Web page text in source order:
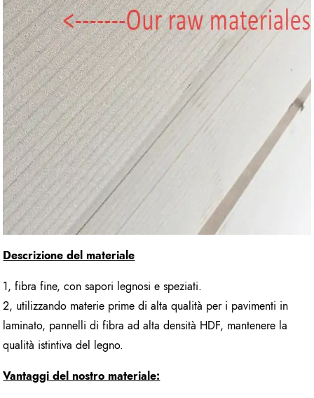
Descrizione del materiale
1, fibra fine, con sapori legnosi e speziati.
2, utilizzando materie prime di alta qualità per i pavimenti in
laminato, pannelli di fibra ad alta densità HDF, mantenere la
qualità istintiva del legno.
Vantaggi del nostro materiale: